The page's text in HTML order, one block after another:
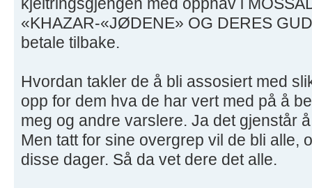
«KHAZAR-«JØDENE» OG DERES
betale tilbake.
Hvordan takler de å bli assosiert med
opp for dem hva de har vert med på å
meg og andre varslere. Ja det gjenstår
Men tatt for sine overgrep vil de bli alle,
disse dager. Så da vet dere det alle.